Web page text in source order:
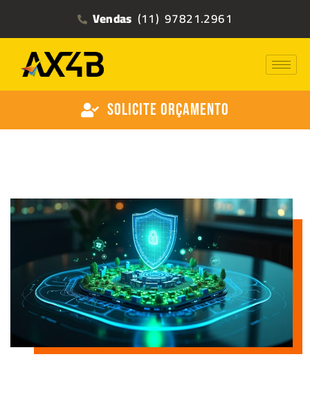
Vendas (11) 97821.2961
Solicite Orçamento